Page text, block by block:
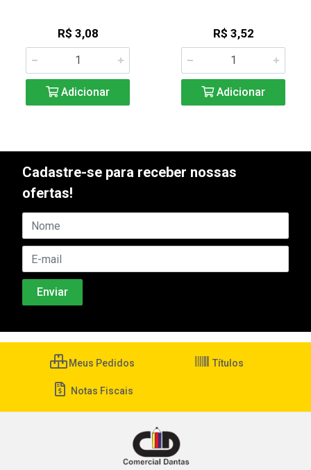
R$ 3,08
Adicionar
R$ 3,52
Adicionar
Cadastre-se para receber nossas
ofertas!
Meus Pedidos Títulos
Notas Fiscais